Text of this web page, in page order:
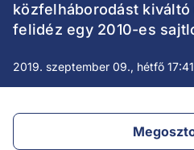
közfelháborodást kiváltó
felidéz egy 2010-es
2019. szeptember 09., hétfő 17:41